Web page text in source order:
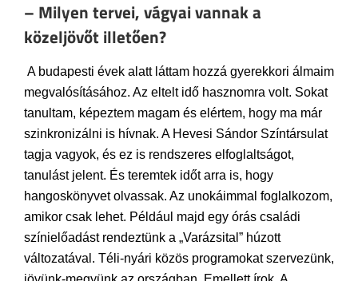
– Milyen tervei, vágyai vannak a
közeljövőt illetően?
A budapesti évek alatt láttam hozzá gyerekkori álmaim
megvalósításához. Az eltelt idő hasznomra volt. Sokat
tanultam, képeztem magam és elértem, hogy ma már
szinkronizálni is hívnak. A Hevesi Sándor Színtársulat
tagja vagyok, és ez is rendszeres elfoglaltságot,
tanulást jelent. És teremtek időt arra is, hogy
hangoskönyvet olvassak. Az unokáimmal foglalkozom,
amikor csak lehet. Például majd egy órás családi
színielőadást rendeztünk a „Varázsital” húzott
változatával. Téli-nyári közös programokat szervezünk,